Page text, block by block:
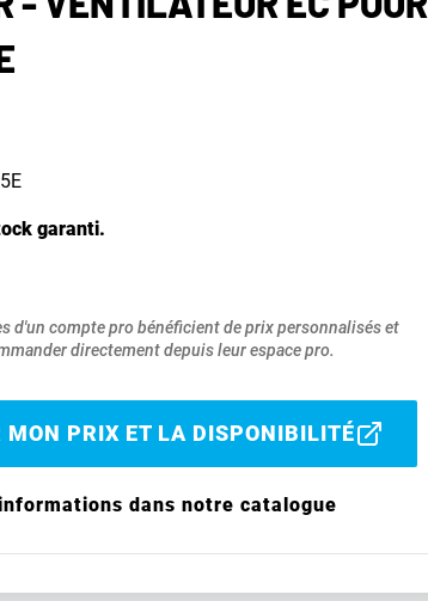
garanti.
d'un compte pro bénéficient de prix personnalisés et
directement depuis leur espace pro.
MON PRIX ET LA DISPONIBILITÉ
dans notre catalogue